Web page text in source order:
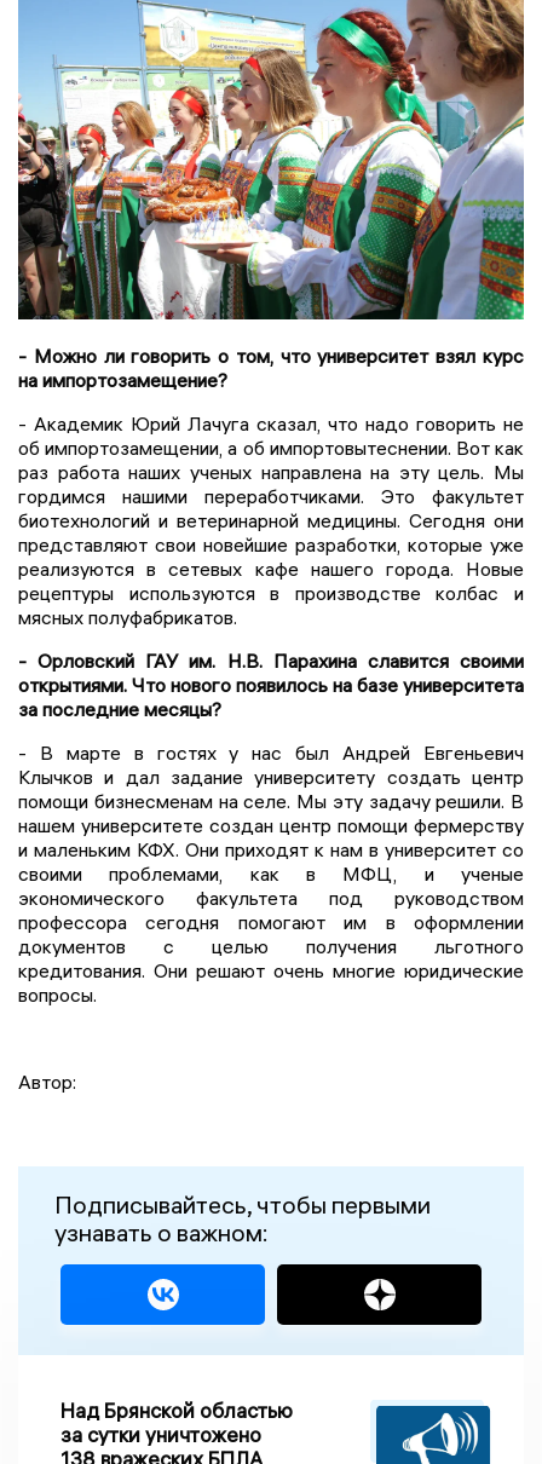
- Можно ли говорить о том, что университет взял курс
на импортозамещение?
- Академик Юрий Лачуга сказал, что надо говорить не
об импортозамещении, а об импортовытеснении. Вот как
раз работа наших ученых направлена на эту цель. Мы
гордимся нашими переработчиками. Это факультет
биотехнологий и ветеринарной медицины. Сегодня они
представляют свои новейшие разработки, которые уже
реализуются в сетевых кафе нашего города. Новые
рецептуры используются в производстве колбас и
мясных полуфабрикатов.
- Орловский ГАУ им. Н.В. Парахина славится своими
открытиями. Что нового появилось на базе университета
за последние месяцы?
- В марте в гостях у нас был Андрей Евгеньевич
Клычков и дал задание университету создать центр
помощи бизнесменам на селе. Мы эту задачу решили. В
нашем университете создан центр помощи фермерству
и маленьким КФХ. Они приходят к нам в университет со
своими проблемами, как в МФЦ, и ученые
экономического факультета под руководством
профессора сегодня помогают им в оформлении
документов с целью получения льготного
кредитования. Они решают очень многие юридические
вопросы.
Автор:
Подписывайтесь, чтобы первыми
узнавать о важном:
Над Брянской областью
за сутки уничтожено
138 вражеских БПЛА